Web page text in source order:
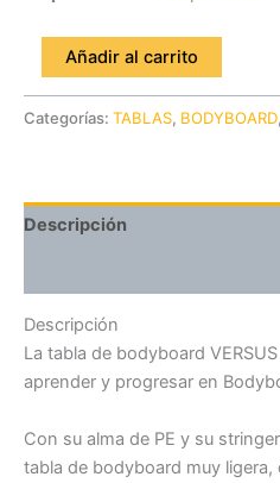
Añadir al carrito
Categorías: TABLAS, BODYBOARD,
Descripción
Descripción
La tabla de bodyboard
aprender y progresar en
Con su alma de PE y su
tabla de bodyboard muy